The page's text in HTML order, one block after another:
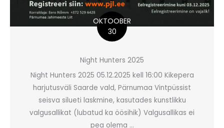
OKTOOBER
30
Night Hunters 2025
Night Hunters 2025 05.12.2025 kell 16:00 Kikepera
harjutusväli Saarde vald, Pärnumaa Vintpüssist
seisva silueti laskmine, kasutades kunstlikku
valgusallikat (lubatud ka öösihik) Valgusallikas ei
pea olema ...